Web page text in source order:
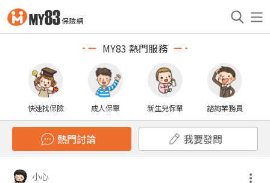
MY83 熱門服務
快速找保險 成人保單 新生兒保單 諮詢業務員
熱門討論 我要發問
小心